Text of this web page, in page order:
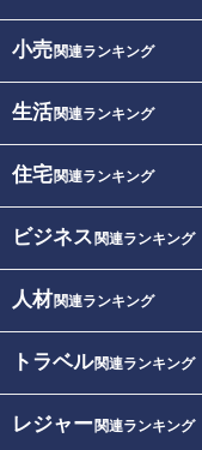
小売関連ランキング
生活関連ランキング
住宅関連ランキング
ビジネス 関連ランキング
人材関連ランキング
トラベル関連ランキング
レジャー関連ランキング